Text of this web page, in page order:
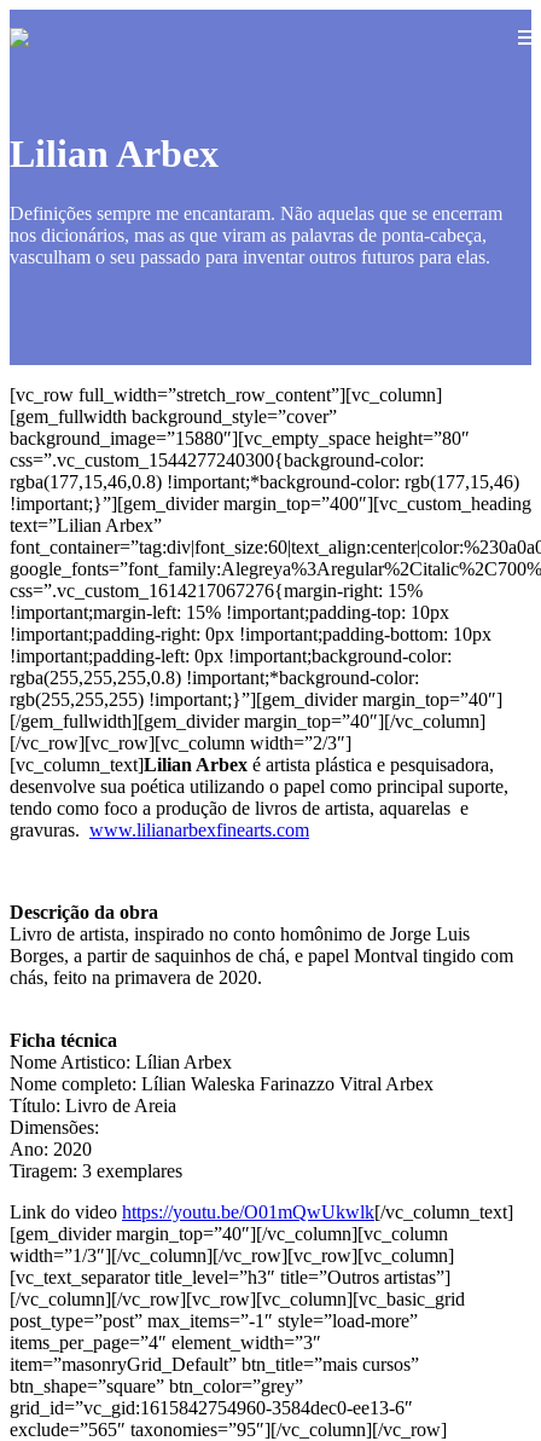
Lilian Arbex
Definições sempre me encantaram. Não aquelas que se encerram
nos dicionários, mas as que viram as palavras de ponta-cabeça,
vasculham o seu passado para inventar outros futuros para elas.
[vc_row full_width=”stretch_row_content”][vc_column]
[gem_fullwidth background_style=”cover”
background_image=”15880″][vc_empty_space height=”80″
css=”.vc_custom_1544277240300{background-color:
rgba(177,15,46,0.8) !important;*background-color: rgb(177,15,46)
!important;}”][gem_divider margin_top=”400″][vc_custom_heading
text=”Lilian Arbex”
css=”.vc_custom_1614217067276{margin-right: 15%
!important;margin-left: 15% !important;padding-top: 10px
!important;padding-right: 0px !important;padding-bottom: 10px
!important;padding-left: 0px !important;background-color:
rgba(255,255,255,0.8) !important;*background-color:
rgb(255,255,255) !important;}”][gem_divider margin_top=”40″]
[/gem_fullwidth][gem_divider margin_top=”40″][/vc_column]
[/vc_row][vc_row][vc_column width=”2/3″]
[vc_column_text]Lilian Arbex é artista plástica e pesquisadora,
desenvolve sua poética utilizando o papel como principal suporte,
tendo como foco a produção de livros de artista, aquarelas e
gravuras. www.lilianarbexfinearts.com
Descrição da obra
Livro de artista, inspirado no conto homônimo de Jorge Luis
Borges, a partir de saquinhos de chá, e papel Montval tingido com
chás, feito na primavera de 2020.
Ficha técnica
Nome Artistico: Lílian Arbex
Nome completo: Lílian Waleska Farinazzo Vitral Arbex
Título: Livro de Areia
Dimensões:
Ano: 2020
Tiragem: 3 exemplares
Link do video https://youtu.be/O01mQwUkwlk[/vc_column_text]
[gem_divider margin_top=”40″][/vc_column][vc_column
width=”1/3″][/vc_column][/vc_row][vc_row][vc_column]
[vc_text_separator title_level=”h3″ title=”Outros artistas”]
[/vc_column][/vc_row][vc_row][vc_column][vc_basic_grid
post_type=”post” max_items=”-1″ style=”load-more”
items_per_page=”4″ element_width=”3″
item=”masonryGrid_Default” btn_title=”mais cursos”
btn_shape=”square” btn_color=”grey”
grid_id=”vc_gid:1615842754960-3584dec0-ee13-6″
exclude=”565″ taxonomies=”95″][/vc_column][/vc_row]